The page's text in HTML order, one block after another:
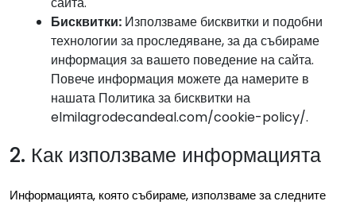
Бисквитки: Използваме бисквитки и подобни
технологии за проследяване, за да събираме
информация за вашето поведение на сайта.
Повече информация можете да намерите в
нашата Политика за бисквитки на
elmilagrodecandeal.com/cookie-policy/.
2. Как използваме информацията
Информацията, която събираме, използваме за следните